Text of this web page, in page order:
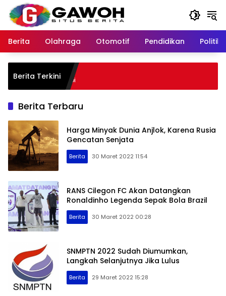
Langsung
konten
Berita
Olahraga Otomotif Pendidikan Politik
Berita Terkini
Berita Terbaru
Harga Minyak Dunia Anjlok, Karena Rusia
Gencatan Senjata
Berita 30 Maret 2022 11:54
RANS Cilegon FC Akan Datangkan
Ronaldinho Legenda Sepak Bola Brazil
Berita 30 Maret 2022 00:28
SNMPTN 2022 Sudah Diumumkan,
Langkah Selanjutnya Jika Lulus
Berita 29 Maret 2022 15:28
Gawoh.com
– Informasi
Berita